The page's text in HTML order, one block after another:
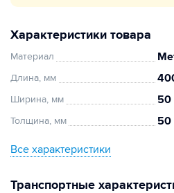
Характеристики товара
Материал
Длина, мм
Ширина, мм 50
Толщина, мм 50
Все характеристики
Транспортные